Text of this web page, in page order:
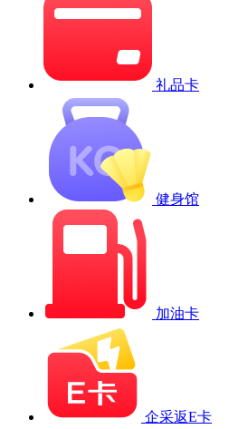
礼品卡
健身馆
加油卡
企采返E卡